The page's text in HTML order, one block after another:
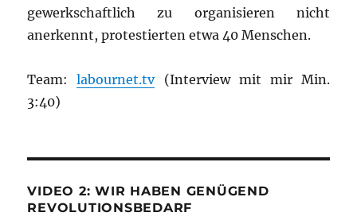
gewerkschaftlich zu organisieren nicht
anerkennt, protestierten etwa 40 Menschen.
Team:labournet.tv(Interview mit mir Min.
3:40)
VIDEO 2: WIR HABEN GENÜGEND
REVOLUTIONSBEDARF